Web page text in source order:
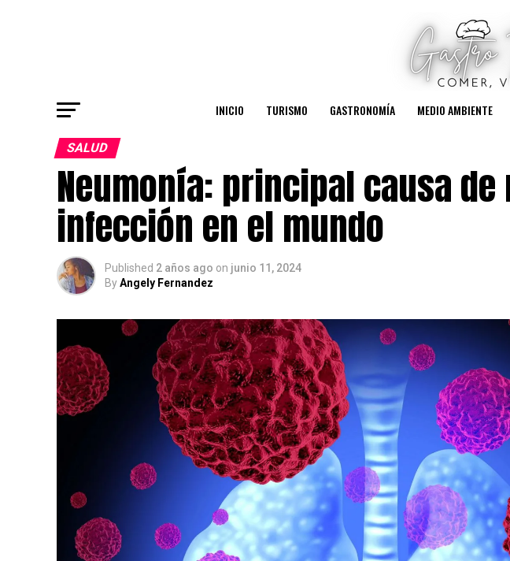
INICIO TURISMO GASTRONOMÍA MEDIO AMBIENTE
SALUD
Neumonía: principal causa
infección en el mundo
Published 2 años ago on junio 11, 2024
ByAngely Fernandez